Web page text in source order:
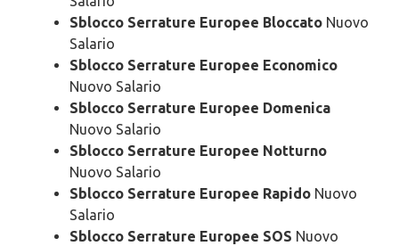
Sblocco Serrature Europee Bloccato Nuovo
Salario
Sblocco Serrature Europee Economico
Nuovo Salario
Sblocco Serrature Europee Domenica
Nuovo Salario
Sblocco Serrature Europee Notturno
Nuovo Salario
Sblocco Serrature Europee Rapido Nuovo
Salario
Sblocco Serrature Europee SOS Nuovo